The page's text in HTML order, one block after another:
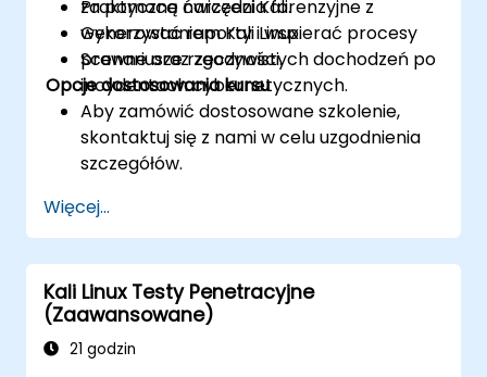
za pomocą narzędzi Kali.
Generować raporty i wspierać procesy
prawne oraz zgodności.
Praktyczne ćwiczenia forenzyjne z
wykorzystaniem Kali Linux.
Scenariusze rzeczywistych dochodzeń po
incydentach cybernetycznych.
Opcje dostosowania kursu
Aby zamówić dostosowane szkolenie,
skontaktuj się z nami w celu uzgodnienia
szczegółów.
Więcej...
Kali Linux Testy Penetracyjne
(Zaawansowane)
21 godzin